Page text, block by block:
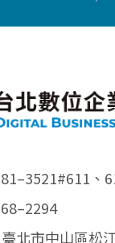
#611、
北市中山區松